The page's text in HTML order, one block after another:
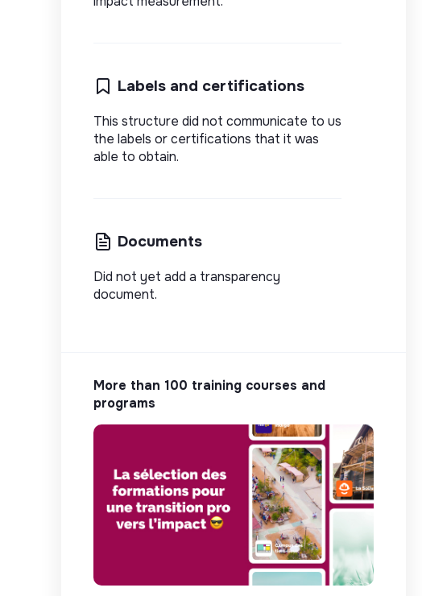
Labels and certifications
This structure did not communicate to us
the labels or certifications that it was
able to obtain.
Documents
Did not yet add a transparency
document.
More than 100 training courses and
programs